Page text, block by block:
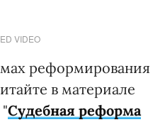
VIDEO
реформирования
в материале
Судебная реформа